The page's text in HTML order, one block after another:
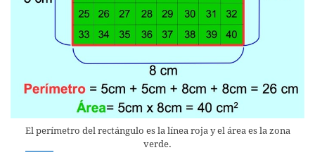
El perímetro del rectángulo es la línea roja y el área es la zona
verde.